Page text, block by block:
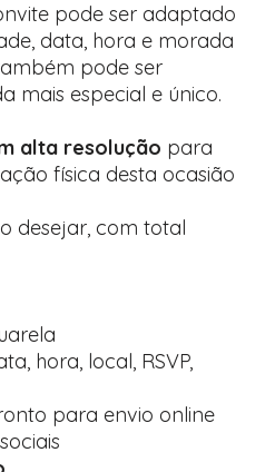
pode ser adaptado
data, hora e morada
pode ser
mais especial e único.
alta resolução para
física desta ocasião
desejar, com total
hora, local, RSVP,
para envio online